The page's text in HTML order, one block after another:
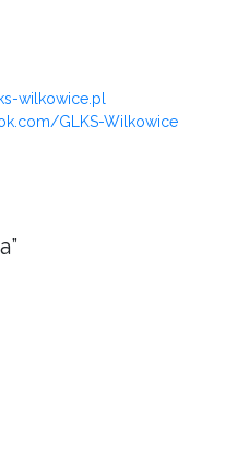
wilkowice.pl
GLKS-Wilkowice